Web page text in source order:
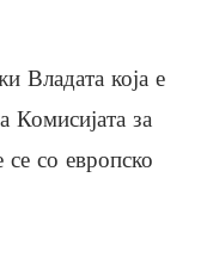
Владата која е
Комисијата за
со европско